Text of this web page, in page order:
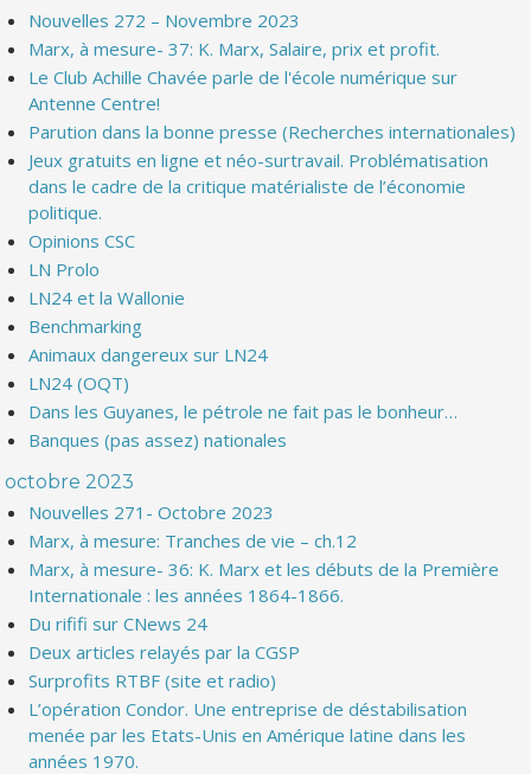
Nouvelles 272 – Novembre 2023
Marx, à mesure- 37: K. Marx, Salaire, prix et profit.
Le Club Achille Chavée parle de l'école numérique sur
Antenne Centre!
Parution dans la bonne presse (Recherches internationales)
Jeux gratuits en ligne et néo-surtravail. Problématisation
dans le cadre de la critique matérialiste de l’économie
politique.
Opinions CSC
LN Prolo
LN24 et la Wallonie
Benchmarking
Animaux dangereux sur LN24
LN24 (OQT)
Dans les Guyanes, le pétrole ne fait pas le bonheur…
Banques (pas assez) nationales
octobre 2023
Nouvelles 271- Octobre 2023
Marx, à mesure: Tranches de vie – ch.12
Marx, à mesure- 36: K. Marx et les débuts de la Première
Internationale : les années 1864-1866.
Du rififi sur CNews 24
Deux articles relayés par la CGSP
Surprofits RTBF (site et radio)
L’opération Condor. Une entreprise de déstabilisation
menée par les Etats-Unis en Amérique latine dans les
années 1970.